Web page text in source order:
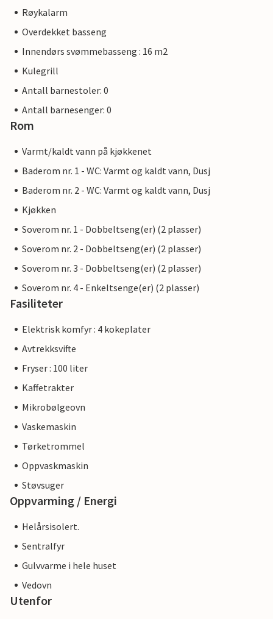
Røykalarm
Overdekket basseng
Innendørs svømmebasseng : 16 m2
Kulegrill
Antall barnestoler: 0
Antall barnesenger: 0
Rom
Varmt/kaldt vann på kjøkkenet
Baderom nr. 1 - WC: Varmt og kaldt vann, Dusj
Baderom nr. 2 - WC: Varmt og kaldt vann, Dusj
Kjøkken
Soverom nr. 1 - Dobbeltseng(er) (2 plasser)
Soverom nr. 2 - Dobbeltseng(er) (2 plasser)
Soverom nr. 3 - Dobbeltseng(er) (2 plasser)
Soverom nr. 4 - Enkeltsenge(er) (2 plasser)
Fasiliteter
Elektrisk komfyr : 4 kokeplater
Avtrekksvifte
Fryser : 100 liter
Kaffetrakter
Mikrobølgeovn
Vaskemaskin
Tørketrommel
Oppvaskmaskin
Støvsuger
Oppvarming / Energi
Helårsisolert.
Sentralfyr
Gulvvarme i hele huset
Vedovn
Utenfor